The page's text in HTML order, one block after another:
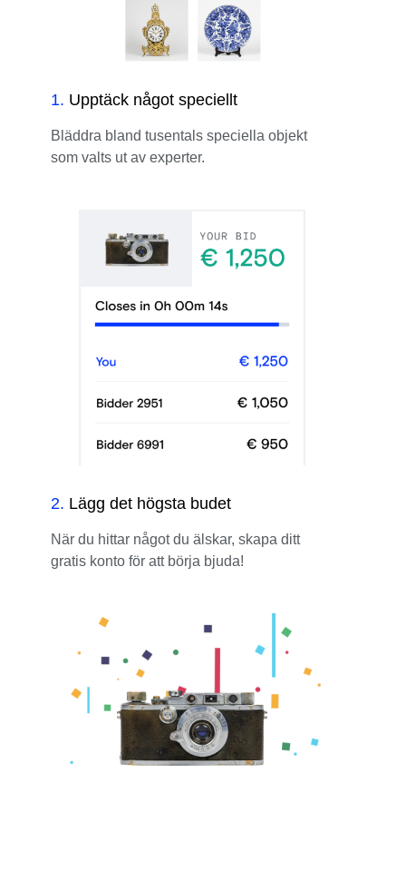
1. Upptäck något speciellt
Bläddra bland tusentals speciella objekt
som valts ut av experter.
2. Lägg det högsta budet
När du hittar något du älskar, skapa ditt
gratis konto för att börja bjuda!